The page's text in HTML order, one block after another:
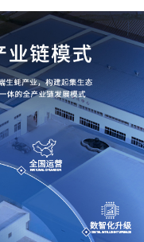
特优新农产品、粤港